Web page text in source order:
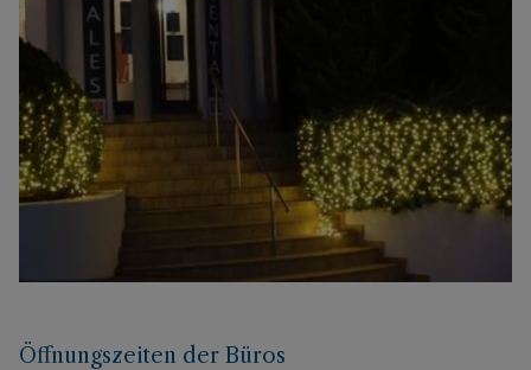
fortfahren werden. Ebenso mit der neuen Zeitschrift des
Residential Resort Cumbre del Sol. Was immer Sie auch
benötigen, wir sind für Sie in unseren Büros für Sie da. Zum
Schluss unsere besten Wünsche für die Feiertage. Möge Ihr
Weihnachtsfest zufrieden und harmonisch verlaufen und für
2018 wünschen wir Ihnen und Ihren Lieben ein erfolgreiches Jahr.
Das sind unsere aufrichtigen Wünsche der Grupo VAPF.
Öffnungszeiten der Büros